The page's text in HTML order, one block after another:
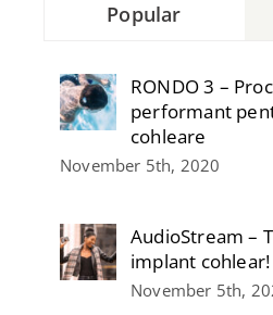
Popular
RONDO 3 –
performant
cohleare
November 5th, 2020
AudioStream –
implant cohlear!
November 5th,